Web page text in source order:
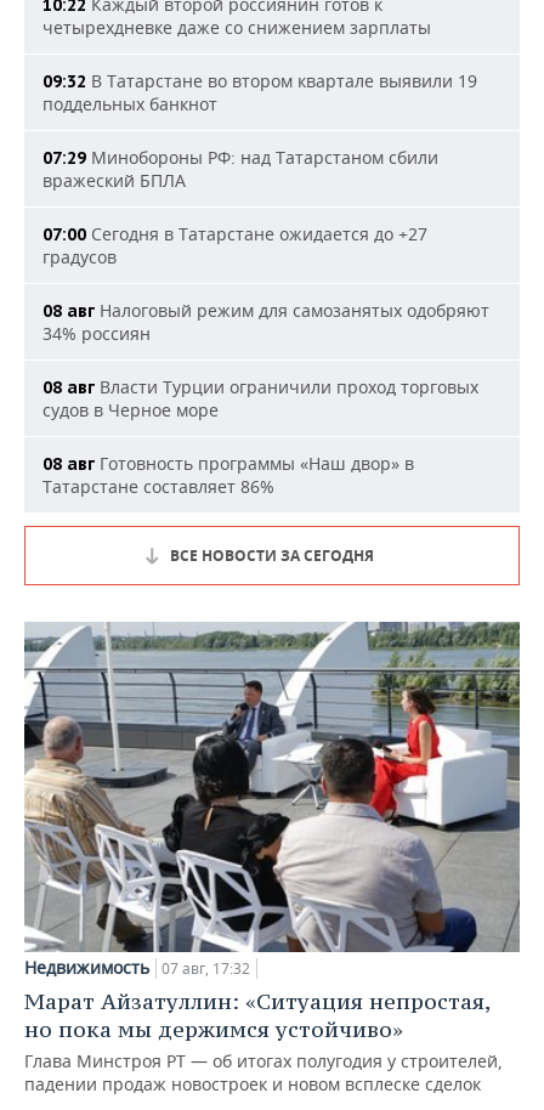
10:22
четырехдневке даже со снижением зарплаты
09:32 В Татарстане во втором квартале выявили 19
поддельных банкнот
07:29 Минобороны РФ: над Татарстаном сбили
вражеский БПЛА
07:00 Сегодня в Татарстане ожидается до +27
градусов
08 авг Налоговый режим для самозанятых одобряют
34% россиян
08 авг Власти Турции ограничили проход торговых
судов в Черное море
08 авг Готовность программы «Наш двор» в
Татарстане составляет 86%
ВСЕ НОВОСТИ ЗА СЕГОДНЯ
Недвижимость 07 авг, 17:32
Марат Айзатуллин: «Ситуация непростая,
но пока мы держимся устойчиво»
Глава Минстроя РТ — об итогах полугодия у строителей,
падении продаж новостроек и новом всплеске сделок